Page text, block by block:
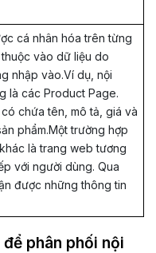
cá nhân hóa trên từng
vào dữ liệu do
nhập vào.Ví dụ, nội
là các Product Page.
chứa tên, mô tả, giá và
phẩm.Một trường hợp
là trang web tương
với người dùng. Qua
được những thông tin
phân phối nội